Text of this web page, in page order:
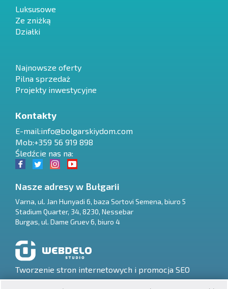
$
₽
PL
Luksusowe
Ze zniżką
Działki
Najnowsze oferty
Pilna sprzedaż
Projekty inwestycyjne
Kontakty
E-mail:info@bolgarskiydom.com
Mob:+359 56 919 898
Śledźcie nas na:
Nasze adresy w Bułgarii
Varna, ul. Jan Hunyadi 6, baza Sortovi Semena, biuro 5
Stadium Quarter, 34, 8230, Nessebar
Burgas, ul. Dame Gruev 6, biuro 4
Tworzenie stron internetowych i promocja SEO